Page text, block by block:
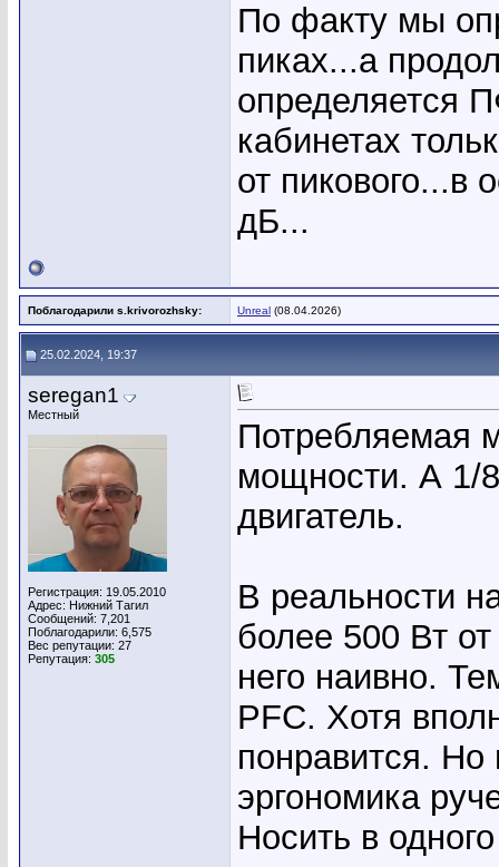
По факту мы
пиках...а
определяется
кабинетах
от пикового...в
дБ...
Поблагодарили s.krivorozhsky: Unreal (08.04.2026)
25.02.2024, 19:37
seregan1
Местный
Регистрация: 19.05.2010
Адрес: Нижний Тагил
Сообщений: 7,201
Поблагодарили: 6,575
Вес репутации: 27
Репутация: 305
Потребляемая
мощности. А 1/
двигатель.
В реальности
более 500 Вт
него наивно.
PFC. Хотя
понравится. Но
эргономика
Носить в